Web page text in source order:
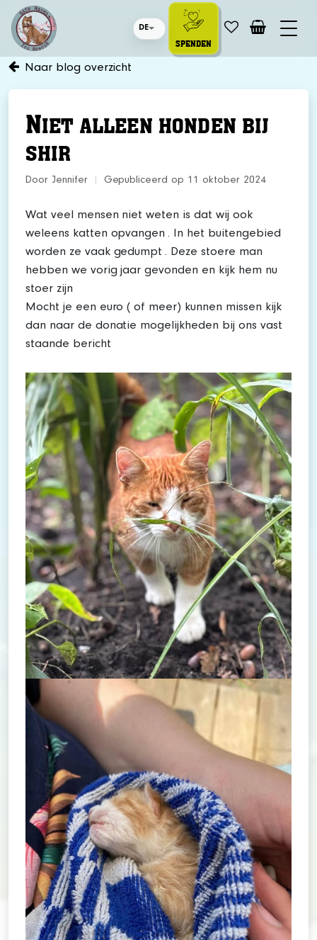
DE
SPENDEN
Naar blog overzicht
NIET ALLEEN HONDEN BIJ
SHIR
Door Jennifer Gepubliceerd op 11 oktober 2024
Wat veel mensen niet weten is dat wij ook
weleens katten opvangen . In het buitengebied
worden ze vaak gedumpt . Deze stoere man
hebben we vorig jaar gevonden en kijk hem nu
stoer zijn
Mocht je een euro ( of meer) kunnen missen kijk
dan naar de donatie mogelijkheden bij ons vast
staande bericht